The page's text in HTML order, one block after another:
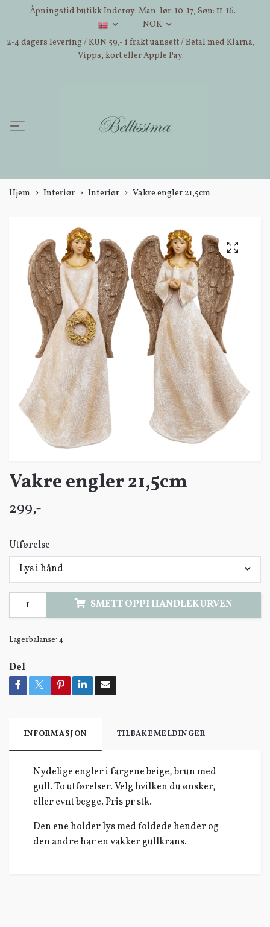
Åpningstid butikk Inderøy: Man-lør: 10-17, Søn: 11-16.
NOK
2-4 dagers levering / KUN 59,- i frakt uansett / Betal med Klarna,
Vipps, kort eller Apple Pay.
Hjem Interiør Interiør Vakre engler 21,5cm
Vakre engler 21,5cm
299,-
Utførelse
Lys i hånd
SMETT OPPI HANDLEKURVEN
Lagerbalanse: 4
Del
INFORMASJON TILBAKEMELDINGER
Nydelige engler i fargene beige, brun med
gull. To utførelser. Velg hvilken du ønsker,
eller evnt begge. Pris pr stk.
Den ene holder lys med foldede hender og
den andre har en vakker gullkrans.